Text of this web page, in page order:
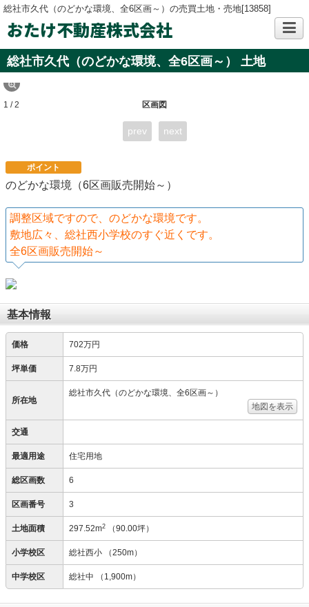
総社市久代（のどかな環境、全6区画～）の売買土地・売地[13858]
おたけ不動産株式会社
総社市久代（のどかな環境、全6区画～） 土地
区画図
1 / 2
prev next
ポイント
のどかな環境（6区画販売開始～）
調整区域ですので、のどかな環境です。
敷地広々、総社西小学校のすぐ近くです。
全6区画販売開始～
基本情報
価格 702万円
坪単価 7.8万円
所在地
総社市久代（のどかな環境、全6区画～）
地図を表示
交通
最適用途 住宅用地
総区画数 6
区画番号 3
土地面積 297.52m2 （90.00坪）
小学校区 総社西小 （250m）
中学校区 総社中 （1,900m）